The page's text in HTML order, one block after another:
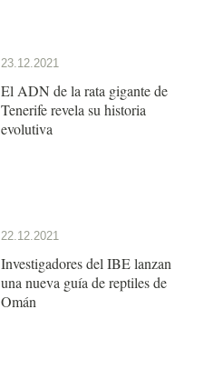
23.12.2021
El ADN de la rata gigante de
Tenerife revela su historia
evolutiva
22.12.2021
Investigadores del IBE lanzan
una nueva guía de reptiles de
Omán